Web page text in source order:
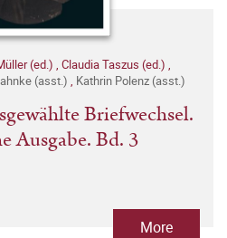
(ed.) , Claudia Taszus (ed.) ,
(asst.) , Kathrin Polenz (asst.)
Briefwechsel.
Ausgabe. Bd. 3
More